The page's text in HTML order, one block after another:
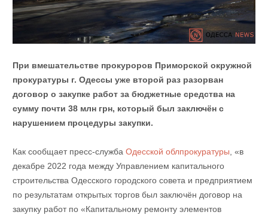
При вмешательстве прокуроров Приморской окружной
прокуратуры г. Одессы уже второй раз разорван
договор о закупке работ за бюджетные средства на
сумму почти 38 млн грн, который был заключён с
нарушением процедуры закупки.
Как сообщает пресс-служба Одесской облпрокуратуры , «в
декабре 2022 года между Управлением капитального
строительства Одесского городского совета и предприятием
по результатам открытых торгов был заключён договор на
закупку работ по «Капитальному ремонту элементов